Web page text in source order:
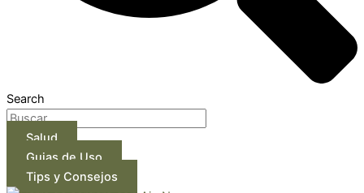
Search
Salud
Guias de Uso
Tips y Consejos